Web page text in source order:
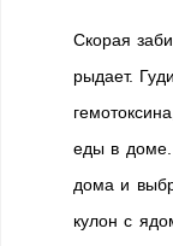
Скорая
рыдает.
еды в доме.
дома и
кулон с